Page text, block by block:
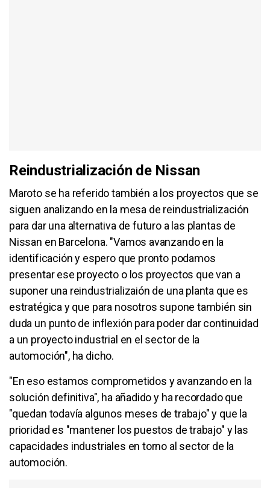
Reindustrialización de Nissan
Maroto se ha referido también a los proyectos que se
siguen analizando en la mesa de reindustrialización
para dar una alternativa de futuro a las plantas de
Nissan en Barcelona. "Vamos avanzando en la
identificación y espero que pronto podamos
presentar ese proyecto o los proyectos que van a
suponer una reindustrializaión de una planta que es
estratégica y que para nosotros supone también sin
duda un punto de inflexión para poder dar continuidad
a un proyecto industrial en el sector de la
automoción", ha dicho.
"En eso estamos comprometidos y avanzando en la
solución definitiva", ha añadido y ha recordado que
"quedan todavía algunos meses de trabajo" y que la
prioridad es "mantener los puestos de trabajo" y las
capacidades industriales en torno al sector de la
automoción.